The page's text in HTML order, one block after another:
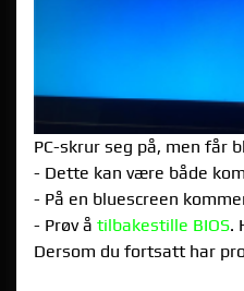
PC-skrur seg på, men får
- Dette kan være både
- På en bluescreen
- Prøv å tilbakestille BIOS.
Dersom du fortsatt har